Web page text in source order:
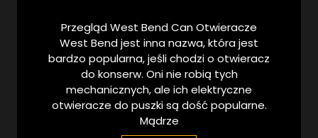
Przegląd West Bend Can Otwieracze
West Bend jest inna nazwa, która jest
bardzo popularna, jeśli chodzi o otwieracz
do konserw. Oni nie robią tych
mechanicznych, ale ich elektryczne
otwieracze do puszki są dość popularne.
Mądrze